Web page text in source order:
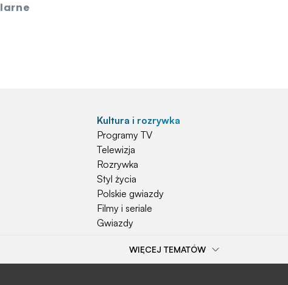
Kultura i rozrywka
Programy TV
Telewizja
Rozrywka
Styl życia
Polskie gwiazdy
Filmy i seriale
Gwiazdy
Popularne tematy
WIĘCEJ TEMATÓW